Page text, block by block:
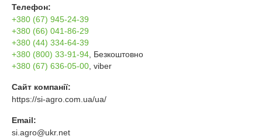
Телефон:
+380 (67) 945-24-39
+380 (66) 041-86-29
+380 (44) 334-64-39
+380 (800) 33-91-94 , Безкоштовно
+380 (67) 636-05-00 , viber
Сайт компанії:
https://si-agro.com.ua/ua/
Email:
si.agro@ukr.net